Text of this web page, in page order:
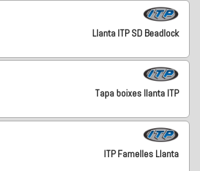
Llanta ITP SD Beadlock
Tapa boixes llanta ITP
ITP Famelles Llanta